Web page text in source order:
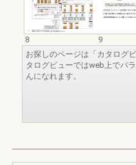
8
9
お探しのページは「カタログ
タログビューではweb上でパ
んになれます。